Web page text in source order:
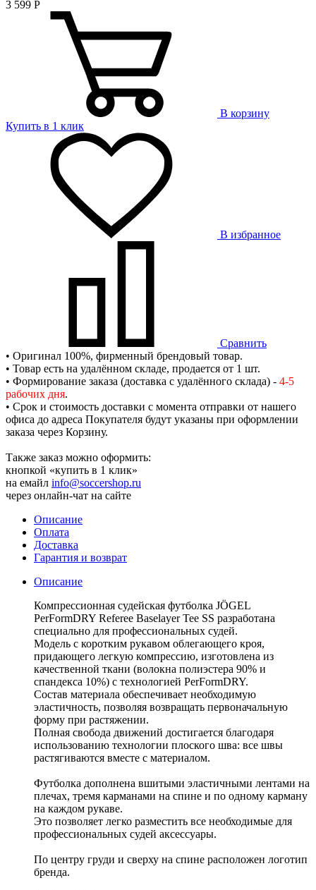
3 599 Р
В корзину
Купить в 1 клик
В избранное
Сравнить
• Оригинал 100%, фирменный брендовый товар.
• Товар есть на удалённом складе, продается от 1 шт.
• Формирование заказа (доставка с удалённого склада) - 4-5
рабочих дня.
• Срок и стоимость доставки с момента отправки от нашего
офиса до адреса Покупателя будут указаны при оформлении
заказа через Корзину.
Также заказ можно оформить:
кнопкой «купить в 1 клик»
на емайл info@soccershop.ru
через онлайн-чат на сайте
Описание
Оплата
Доставка
Гарантия и возврат
Описание
Компрессионная судейская футболка JÖGEL
PerFormDRY Referee Baselayer Tee SS разработана
специально для профессиональных судей.
Модель с коротким рукавом облегающего кроя,
придающего легкую компрессию, изготовлена из
качественной ткани (волокна полиэстера 90% и
спандекса 10%) с технологией PerFormDRY.
Состав материала обеспечивает необходимую
эластичность, позволяя возвращать первоначальную
форму при растяжении.
Полная свобода движений достигается благодаря
использованию технологии плоского шва: все швы
растягиваются вместе с материалом.
Футболка дополнена вшитыми эластичными лентами на
плечах, тремя карманами на спине и по одному карману
на каждом рукаве.
Это позволяет легко разместить все необходимые для
профессиональных судей аксессуары.
По центру груди и сверху на спине расположен логотип
бренда.